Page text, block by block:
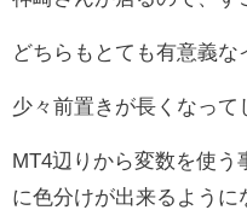
どちらもとても有意義
少々前置きが長くなっ
MT4辺りから変数を使
に色分けが出来るように